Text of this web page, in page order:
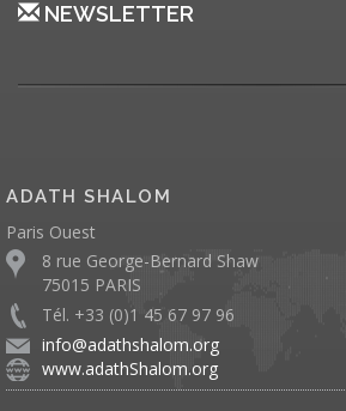
NEWSLETTER
ADATH SHALOM
Paris Ouest
8 rue George-Bernard Shaw
75015 PARIS
Tél. +33 (0)1 45 67 97 96
info@adathshalom.org
www.adathShalom.org